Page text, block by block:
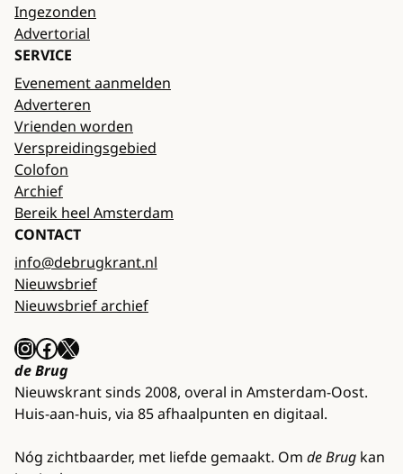
Ingezonden
Advertorial
SERVICE
Evenement aanmelden
Adverteren
Vrienden worden
Verspreidingsgebied
Colofon
Archief
Bereik heel Amsterdam
CONTACT
info@debrugkrant.nl
Nieuwsbrief
Nieuwsbrief archief
InstagramFacebook X
de Brug
Nieuwskrant sinds 2008, overal in Amsterdam-Oost.
Huis-aan-huis, via 85 afhaalpunten en digitaal.
Nóg zichtbaarder, met liefde gemaakt. Om de Brug kan